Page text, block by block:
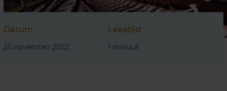
Datum
25 november 2022
Leestijd
1 minuut